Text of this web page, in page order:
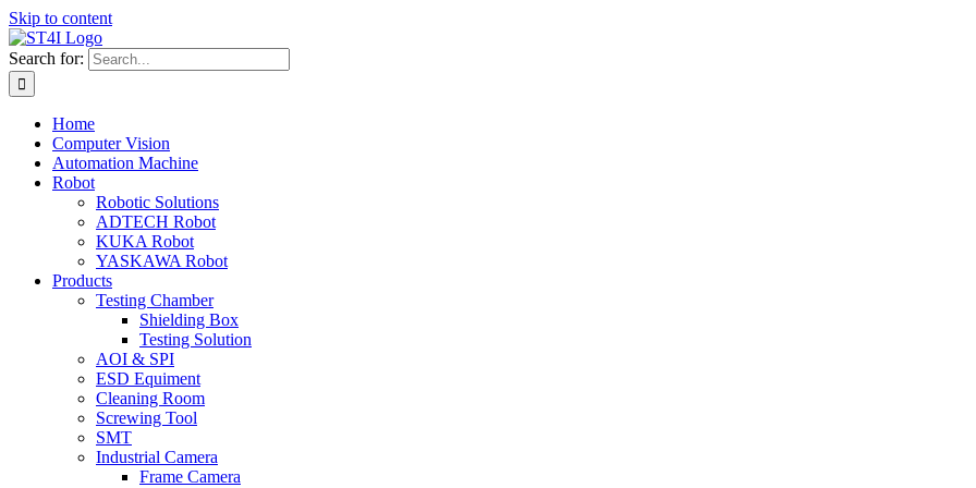
Skip to content
Search for:
Home
Computer Vision
Automation Machine
Robot
Robotic Solutions
ADTECH Robot
KUKA Robot
YASKAWA Robot
Products
Testing Chamber
Shielding Box
Testing Solution
AOI & SPI
ESD Equiment
Cleaning Room
Screwing Tool
SMT
Industrial Camera
Frame Camera